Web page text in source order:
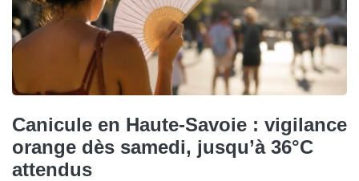
Canicule en Haute-Savoie : vigilance
orange dès samedi, jusqu’à 36°C
attendus